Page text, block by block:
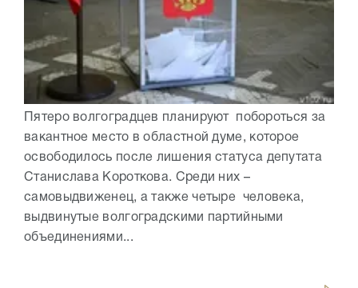
Пятеро волгоградцев планируют побороться за
вакантное место в областной думе, которое
освободилось после лишения статуса депутата
Станислава Короткова. Среди них –
самовыдвиженец, а также четыре человека,
выдвинутые волгоградскими партийными
объединениями...